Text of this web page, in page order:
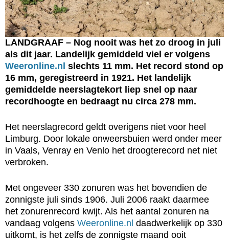
LANDGRAAF – Nog nooit was het zo droog in juli
als dit jaar. Landelijk gemiddeld viel er volgens
Weeronline.nl slechts 11 mm. Het record stond op
16 mm, geregistreerd in 1921. Het landelijk
gemiddelde neerslagtekort liep snel op naar
recordhoogte en bedraagt nu circa 278 mm.
Het neerslagrecord geldt overigens niet voor heel
Limburg. Door lokale onweersbuien werd onder meer
in Vaals, Venray en Venlo het droogterecord net niet
verbroken.
Met ongeveer 330 zonuren was het bovendien de
zonnigste juli sinds 1906. Juli 2006 raakt daarmee
het zonurenrecord kwijt. Als het aantal zonuren na
vandaag volgens Weeronline.nl daadwerkelijk op 330
uitkomt, is het zelfs de zonnigste maand ooit